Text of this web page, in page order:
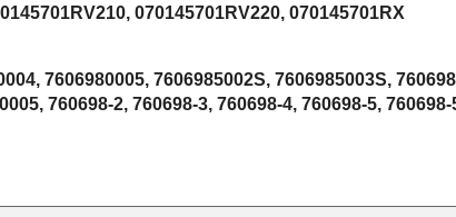
070145701RV220, 070145701RX
7606980005, 7606985002S, 7606985003S,
760698-2, 760698-3, 760698-4, 760698-5,